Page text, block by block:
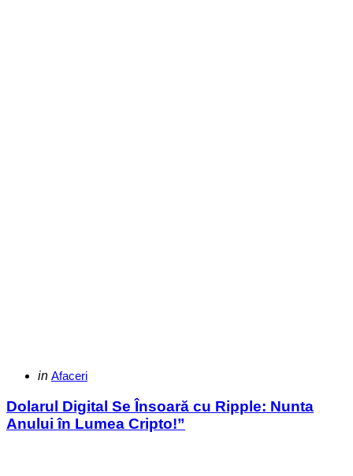
Categories
Posted
in Afaceri
Dolarul Digital Se Însoară cu Ripple: Nunta
Anului în Lumea Cripto!”